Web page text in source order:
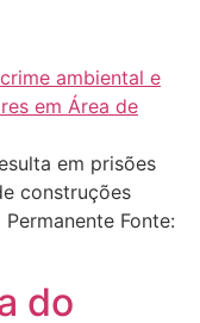
em prisões
construções
Fonte:
do